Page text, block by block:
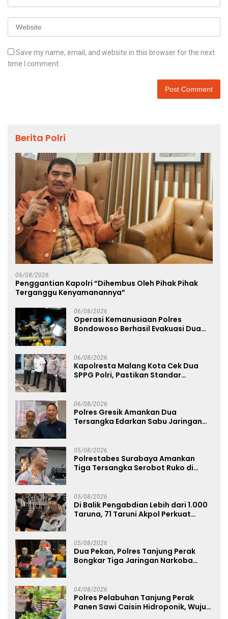
Save my name, email, and website in this browser for the next
time I comment.
Berita Polri
06/08/2026
Penggantian Kapolri “Dihembus Oleh Pihak Pihak
Terganggu Kenyamanannya”
06/08/2026
Operasi Kemanusiaan Polres
Bondowoso Berhasil Evakuasi Dua
06/08/2026
Kapolresta Malang Kota Cek Dua
SPPG Polri, Pastikan Standar
06/08/2026
Polres Gresik Amankan Dua
Tersangka Edarkan Sabu Jaringan
05/08/2026
Polrestabes Surabaya Amankan
Tiga Tersangka Serobot Ruko di
05/08/2026
Di Balik Pengabdian Lebih dari 1.000
Taruna, 71 Taruni Akpol Perkuat
05/08/2026
Dua Pekan, Polres Tanjung Perak
Bongkar Tiga Jaringan Narkoba
04/08/2026
Polres Pelabuhan Tanjung Perak
Panen Sawi Caisin Hidroponik, Wujud